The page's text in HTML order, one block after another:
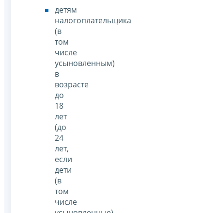
детям
налогоплательщика
(в
том
числе
усыновленным)
в
возрасте
до
18
лет
(до
24
лет,
если
дети
(в
том
числе